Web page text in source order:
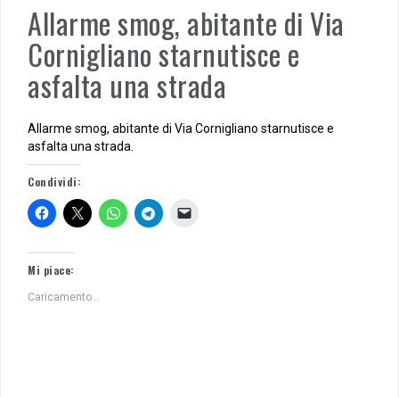
Allarme smog, abitante di Via
Cornigliano starnutisce e
asfalta una strada
Allarme smog, abitante di Via Cornigliano starnutisce e
asfalta una strada.
Condividi:
Mi piace:
Caricamento...